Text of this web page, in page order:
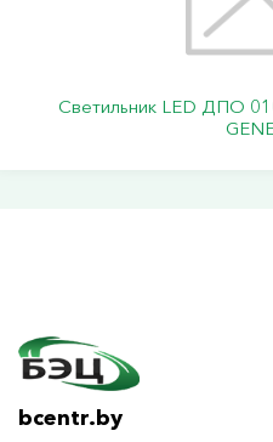
Светильник LED ДПО
bcentr.by